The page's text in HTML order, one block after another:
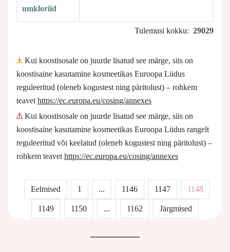
umkloriid
Tulemusi kokku: 29029
Kui koostisosale on juurde lisatud see märge, siis on
koostisaine kasutamine kosmeetikas Euroopa Liidus
reguleeritud (oleneb kogustest ning päritolust) – rohkem
teavet https://ec.europa.eu/cosing/annexes
Kui koostisosale on juurde lisatud see märge, siis on
koostisaine kasutamine kosmeetikas Euroopa Liidus rangelt
reguleeritud või keelatud (oleneb kogustest ning päritolust) –
rohkem teavet https://ec.europa.eu/cosing/annexes
Eelmised 1 ... 1146 1147 1148
1149 1150 ... 1162 Järgmised